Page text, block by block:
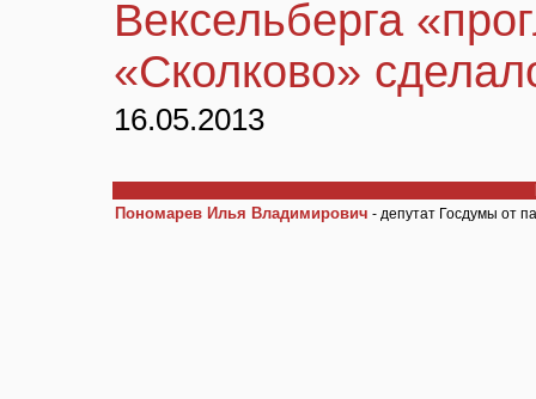
Вексельберга
«Сколково»
16.05.2013
Пономарев Илья Владимирович - депутат Госдумы от